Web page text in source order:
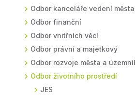
Odbor kanceláře vedení města
Odbor finanční
Odbor vnitřních věcí
Odbor právní a majetkový
Odbor rozvoje města a
Odbor životního prostředí
JES